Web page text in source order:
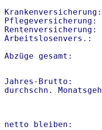
Arbeitslosenvers.:
Abzüge gesamt:
Jahres-
netto